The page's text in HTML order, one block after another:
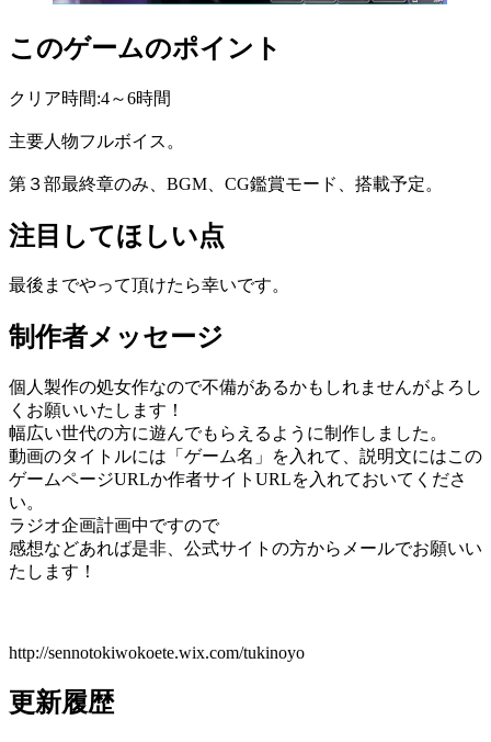
このゲームのポイント
クリア時間:4～6時間
主要人物フルボイス。
第３部最終章のみ、BGM、CG鑑賞モード、搭載予定。
注目してほしい点
最後までやって頂けたら幸いです。
制作者メッセージ
個人製作の処女作なので不備があるかもしれませんがよろし
くお願いいたします！
幅広い世代の方に遊んでもらえるように制作しました。
動画のタイトルには「ゲーム名」を入れて、説明文にはこの
ゲームページURLか作者サイトURLを入れておいてくださ
い。
ラジオ企画計画中ですので
感想などあれば是非、公式サイトの方からメールでお願いい
たします！
http://sennotokiwokoete.wix.com/tukinoyo
更新履歴